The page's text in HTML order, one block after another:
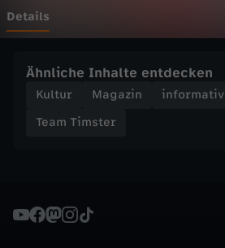
W
e
n
Details
Ähnliche Inhalte entdecken
Kultur Magazin informativ
Team Timster